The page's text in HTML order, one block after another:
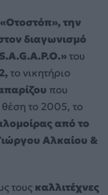
«Οτοστόπ», την
διαγωνισμό
του
το νικητήριο
που
το 2005, το
από το
Αλκαίου &
τους καλλιτέχνες